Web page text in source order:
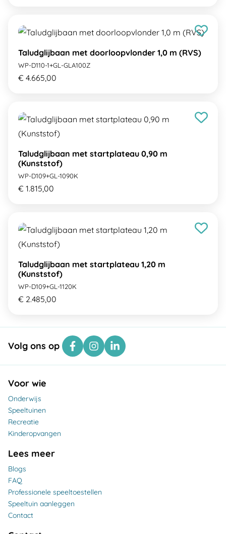
Taludglijbaan met doorloopvlonder 1,0 m (RVS)
WP-D110-1+GL-GLA100Z
€ 4.665,00
Taludglijbaan met startplateau 0,90 m
(Kunststof)
WP-D109+GL-1090K
€ 1.815,00
Taludglijbaan met startplateau 1,20 m
(Kunststof)
WP-D109+GL-1120K
€ 2.485,00
Volg ons op
Voor wie
Onderwijs
Speeltuinen
Recreatie
Kinderopvangen
Lees meer
Blogs
FAQ
Professionele speeltoestellen
Speeltuin aanleggen
Contact